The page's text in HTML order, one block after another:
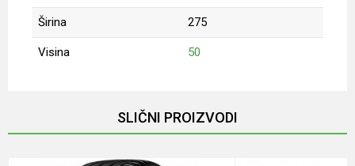
Širina 275
Visina 50
SLIČNI PROIZVODI